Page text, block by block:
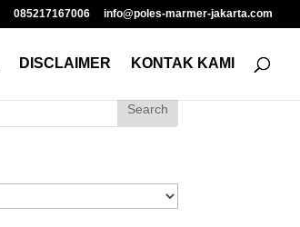
085217167006 info@poles-marmer-jakarta.com
DISCLAIMER KONTAK KAMI